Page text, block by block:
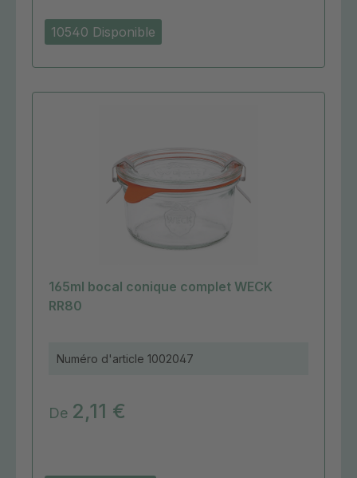
10540 Disponible
165ml bocal conique complet WECK
RR80
Numéro d'article 1002047
De 2,11 €